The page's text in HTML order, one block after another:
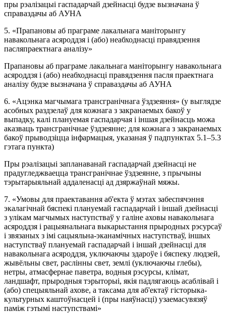
пры рэалізацыі гаспадарчай дзейнасці будзе вызначана ў
справаздачы аб АУНА
5. «Прапановы аб праграме лакальнага маніторынгу
навакольнага асяроддзя і (або) неабходнасці правядзення
пасляпраектнага аналізу»
Прапановы аб праграме лакальнага маніторынгу навакольнага
асяроддзя і (або) неабходнасці правядзення пасля праектнага
аналізу будзе вызначана ў справаздачы аб АУНА
6. «Ацэнка магчымага трансгранічнага ўздзеяння» (у выглядзе
асобных раздзелаў для кожнага з закранаемых бакоў у
выпадку, калі плануемая гаспадарчая і іншая дзейнасць можа
аказваць трансгранічнае ўздзеянне; для кожнага з закранаемых
бакоў прыводзіцца інфармацыя, указаная ў падпунктах 5.1–5.3
гэтага пункта)
Пры рэалізацыі запланаванай гаспадарчай дзейнасці не
прадугледжваецца трансгранічнае ўздзеянне, з прычыны
тэрытарыяльнай аддаленасці ад дзяржаўнай мяжы.
7. «Умовы для праектавання аб'екта ў мэтах забеспячэння
экалагічнай бяспекі плануемай гаспадарчай і іншай дзейнасці
з улікам магчымых наступстваў у галіне аховы навакольнага
асяроддзя і рацыянальнага выкарыстання прыродных рэсурсаў
і звязаных з імі сацыяльна-эканамічных наступстваў, іншых
наступстваў плануемай гаспадарчай і іншай дзейнасці для
навакольнага асяроддзя, уключаючы здароўе і бяспеку людзей,
жывёльны свет, раслінны свет, землі (уключаючы глебы),
нетры, атмасфернае паветра, водныя рэсурсы, клімат,
ландшафт, прыродныя тэрыторыі, якія падлягаюць асаблівай і
(або) спецыяльнай ахове, а таксама для аб'ектаў гісторыка-
культурных каштоўнасцей і (пры наяўнасці) узаемасувязяў
паміж гэтымі наступствамі»